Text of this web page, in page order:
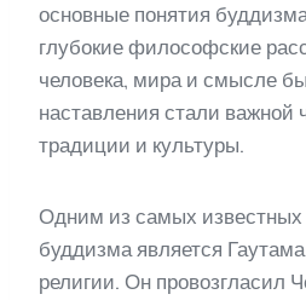
основные понятия
глубокие философские
человека, мира и смысле
наставления стали важной
традиции и культуры.
Одним из самых
буддизма является
религии. Он провозгласил